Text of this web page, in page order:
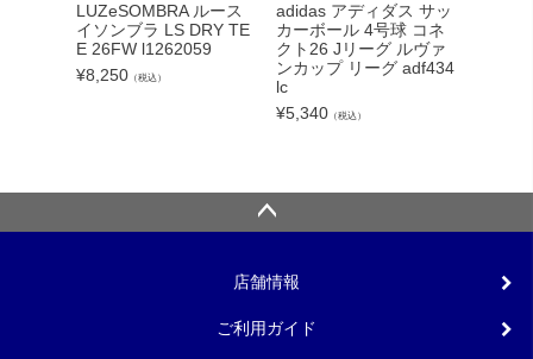
LUZeSOMBRA ルース
イソンブラ LS DRY TE
E 26FW l1262059
¥8,250 （税込）
adidas アディダス サッ
カーボール 4号球 コネ
クト26 Jリーグ ルヴァ
ンカップ リーグ adf434
lc
¥5,340 （税込）
店舗情報
ご利用ガイド